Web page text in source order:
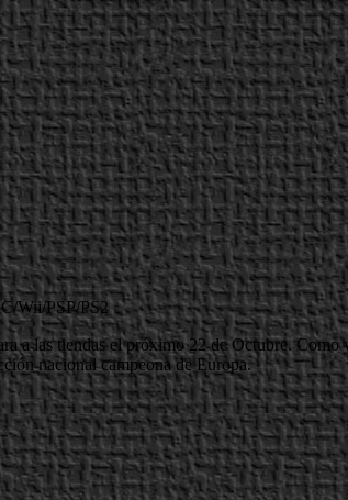
Wii/PSP/PS2
a las tiendas el próximo 22 de Octubre. Como
nacional campeona de Europa.